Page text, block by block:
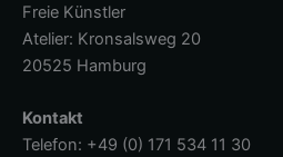
Freie Künstler
Atelier: Kronsalsweg 20
20525 Hamburg
Kontakt
Telefon: +49 (0) 171 534 11 30